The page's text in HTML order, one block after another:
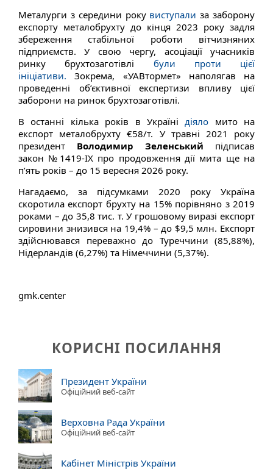
Металурги з середини року виступали за заборону
експорту металобрухту до кінця 2023 року задля
збереження стабільної роботи вітчизняних
підприємств. У свою чергу, асоціації учасників
ринку брухтозаготівлі були проти цієї
ініціативи. Зокрема, «УАВтормет» наполягав на
проведенні об’єктивної експертизи впливу цієї
заборони на ринок брухтозаготівлі.
В останні кілька років в Україні діяло мито на
експорт металобрухту €58/т. У травні 2021 року
президент Володимир Зеленський підписав
закон №1419-IX про продовження дії мита ще на
п’ять років – до 15 вересня 2026 року.
Нагадаємо, за підсумками 2020 року Україна
скоротила експорт брухту на 15% порівняно з 2019
роками – до 35,8 тис. т. У грошовому виразі експорт
сировини знизився на 19,4% – до $9,5 млн. Експорт
здійснювався переважно до Туреччини (85,88%),
Нідерландів (6,27%) та Німеччини (5,37%).
gmk.center
КОРИСНІ ПОСИЛАННЯ
Президент України
Офіційний веб-сайт
Верховна Рада України
Офіційний веб-сайт
Кабінет Міністрів України